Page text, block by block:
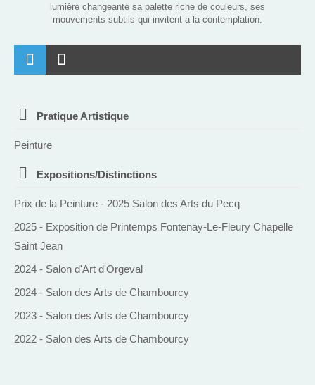
lumière changeante sa palette riche de couleurs, ses
mouvements subtils qui invitent a la contemplation.
Pratique Artistique
Peinture
Expositions/Distinctions
Prix de la Peinture - 2025 Salon des Arts du Pecq
2025 - Exposition de Printemps Fontenay-Le-Fleury Chapelle
Saint Jean
2024 - Salon d'Art d'Orgeval
2024 - Salon des Arts de Chambourcy
2023 - Salon des Arts de Chambourcy
2022 - Salon des Arts de Chambourcy